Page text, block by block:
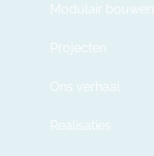
Modulair bouwen
Projecten
Ons verhaal
Realisaties